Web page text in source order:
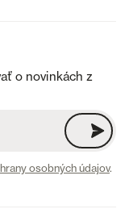
o novinkách z
osobných údajov.